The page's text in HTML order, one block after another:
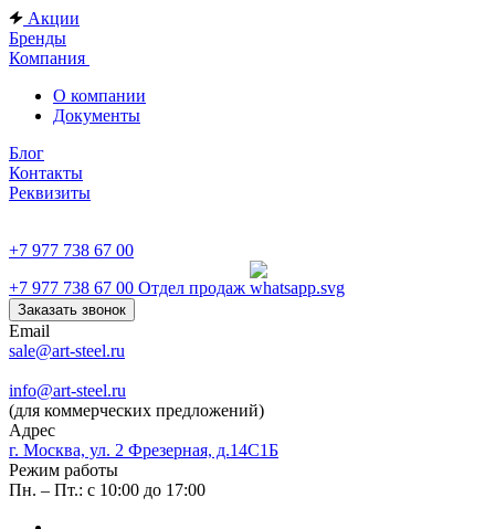
Акции
Бренды
Компания
О компании
Документы
Блог
Контакты
Реквизиты
+7 977 738 67 00
+7 977 738 67 00 Отдел продаж
Заказать звонок
Email
sale@art-steel.ru
info@art-steel.ru
(для коммерческих предложений)
Адрес
г. Москва, ул. 2 Фрезерная, д.14С1Б
Режим работы
Пн. – Пт.: с 10:00 до 17:00